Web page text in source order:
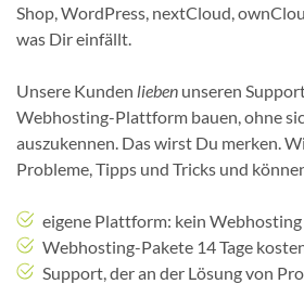
Shop, WordPress, nextCloud,
was Dir einfällt.
Unsere Kunden lieben unseren
Webhosting-Plattform bauen, ohne
auszukennen. Das wirst Du merken.
Probleme, Tipps und Tricks und
eigene Plattform: kein Webhosting
Webhosting-Pakete 14 Tage
Support, der an der Lösung von